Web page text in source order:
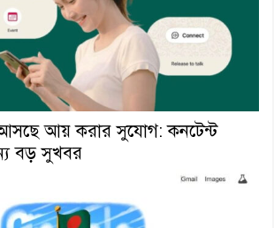
আয় করার সুযোগ: কনটেন্ট
বড় সুখবর